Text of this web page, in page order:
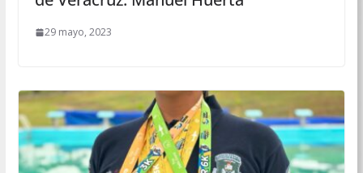
29 mayo, 2023